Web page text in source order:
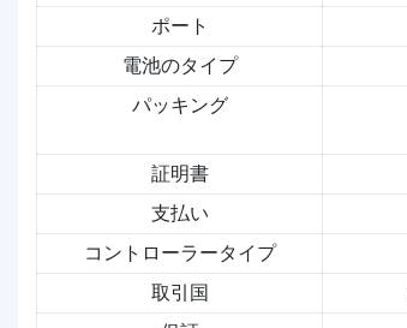
ポート
電池のタイプ
パッキング
証明書
支払い
コントローラータイプ
取引国